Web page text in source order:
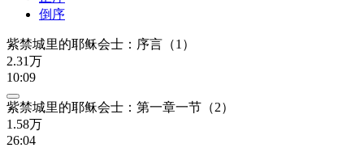
倒序
紫禁城里的耶稣会士：序言（1）
2.31万
10:09
紫禁城里的耶稣会士：第一章一节（2）
1.58万
26:04